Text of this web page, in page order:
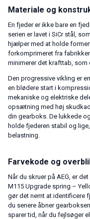
Materiale og
En fjeder er ikke bare en
serien er lavet i SiCr stål,
hjælper med at holde
forkomprimeret fra
minimerer det krafttab, som
Den progressive vikling er
en blødere start i
mekaniske og elektriske
opsætning med høj
din gearboks. De lukkede
holde fjederen stabil og
belastning.
Farvekode og
Når du skruer på AEG, er
M115 Upgrade spring –
gør det nemt at identificere
du senere åbner
sparer tid, når du fejlsøger